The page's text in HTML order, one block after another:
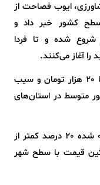
ایوب فصاحت از
سطح کشور خبر داد و
استان کشور شروع شده و تا فردا
آغاز می‌کنند.
وی افزود: قیمت پرتقال والنسیا بین 15 تا 20 هزار تومان و سیب
تومان به طور متوسط در استان‌های
به گفته فصاحت، قیمت‌های در نظر گرفته شده 20 درصد کمتر از
قیمت با سطح شهر